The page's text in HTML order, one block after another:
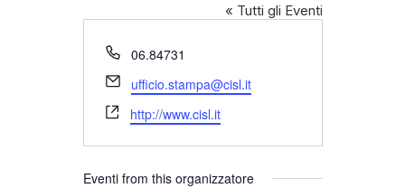
« Tutti gli Eventi
Telefono
06.84731
Email
ufficio.stampa@cisl.it
Website
http://www.cisl.it
Eventi from this organizzatore